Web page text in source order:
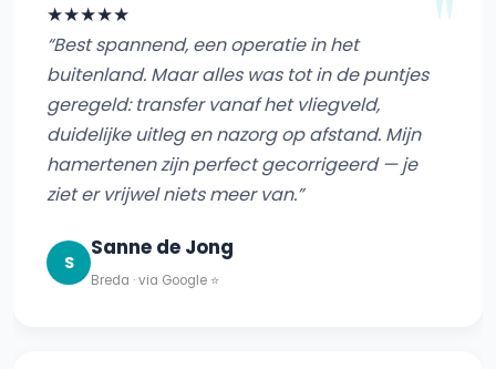
★★★★★
“Best spannend, een operatie in het
buitenland. Maar alles was tot in de puntjes
geregeld: transfer vanaf het vliegveld,
duidelijke uitleg en nazorg op afstand. Mijn
hamertenen zijn perfect gecorrigeerd — je
ziet er vrijwel niets meer van.”
S
Sanne de Jong
Breda · via Google ⭐